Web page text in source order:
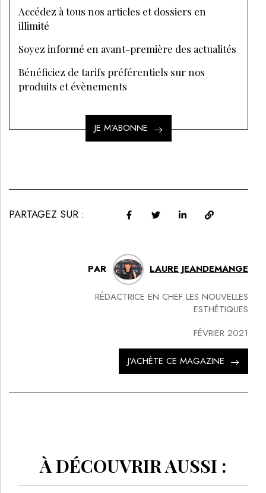
Accédez à tous nos articles et dossiers en
illimité
Soyez informé en avant-première des actualités
Bénéficiez de tarifs préférentiels sur nos
produits et évènements
JE M’ABONNE
PARTAGEZ SUR :
PAR LAURE JEANDEMANGE
RÉDACTRICE EN CHEF LES NOUVELLES
ESTHÉTIQUES
FÉVRIER 2021
J’ACHÈTE CE MAGAZINE
À DÉCOUVRIR AUSSI :